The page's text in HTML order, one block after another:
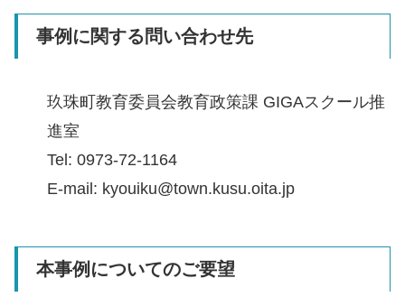
事例に関する問い合わせ先
玖珠町教育委員会教育政策課 GIGAスクール推
進室
Tel: 0973-72-1164
E-mail: kyouiku@town.kusu.oita.jp
本事例についてのご要望